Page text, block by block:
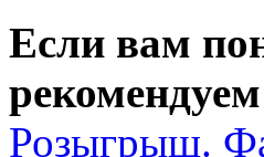
Если вам
Розыгрыш.